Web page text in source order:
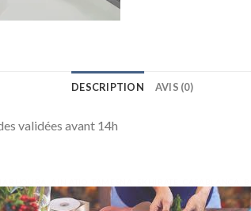
DESCRIPTION AVIS (0)
validées avant 14h